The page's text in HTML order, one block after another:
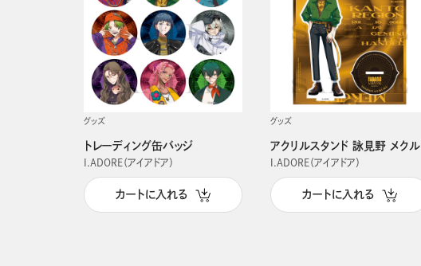
グッズ
トレーディング缶バッジ
I.ADORE（アイアドア）
カートに入れる
グッズ
アクリルスタンド 詠見野 メクル
I.ADORE（アイアドア）
カートに入れる